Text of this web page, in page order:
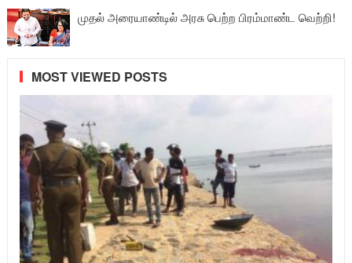
முதல் அரையாண்டில் அரசு பெற்ற பிரம்மாண்ட வெற்றி!
MOST VIEWED POSTS